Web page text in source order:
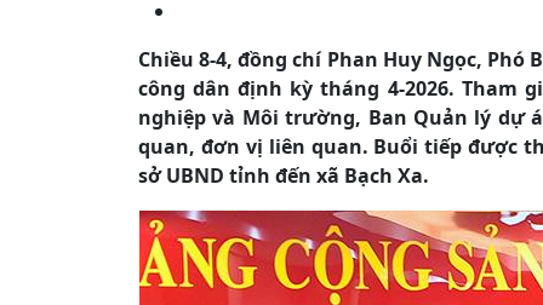
Chiều 8-4, đồng chí Phan Huy Ngọc,
công dân định kỳ tháng 4-2026. Tham
nghiệp và Môi trường, Ban Quản lý dự
quan, đơn vị liên quan. Buổi tiếp được
sở UBND tỉnh đến xã Bạch Xa.